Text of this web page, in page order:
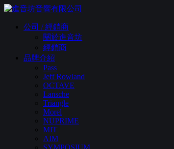
公司 / 經銷商
關於進音坊
經銷商
品牌介紹
Pass
Jeff Rowland
OCTAVE
Lansche
Triangle
Morel
NUPRIME
MIT
AIM
SYMPOSIUM